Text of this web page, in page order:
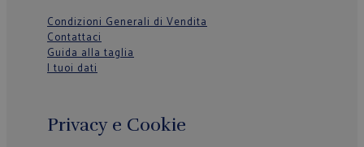
Condizioni Generali di Vendita
Contattaci
Guida alla taglia
I tuoi dati
Privacy e Cookie